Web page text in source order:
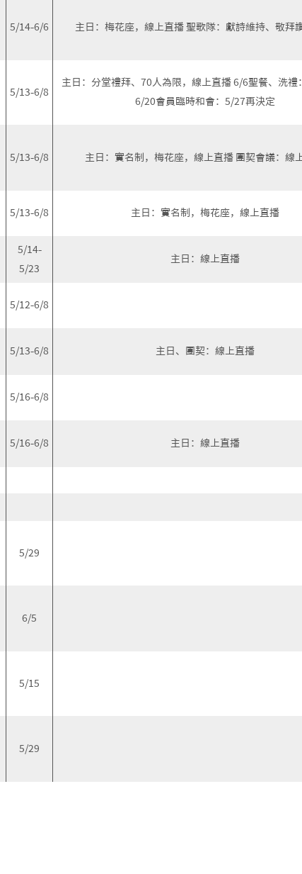
5/14-6/6 主日：梅花座，線上直播 聖歌隊：獻詩維持、敬拜
5/13-6/8
主日：分堂禮拜、70人為限，線上直播 6/6聖餐、洗禮
6/20會員臨時和會：5/27再決定
5/13-6/8 主日：實名制，梅花座，線上直播 團契會議：線
5/13-6/8 主日：實名制，梅花座，線上直播
5/14-
5/23
主日：線上直播
5/12-6/8
5/13-6/8 主日、團契：線上直播
5/16-6/8
5/16-6/8 主日：線上直播
5/29
6/5
5/15
5/29